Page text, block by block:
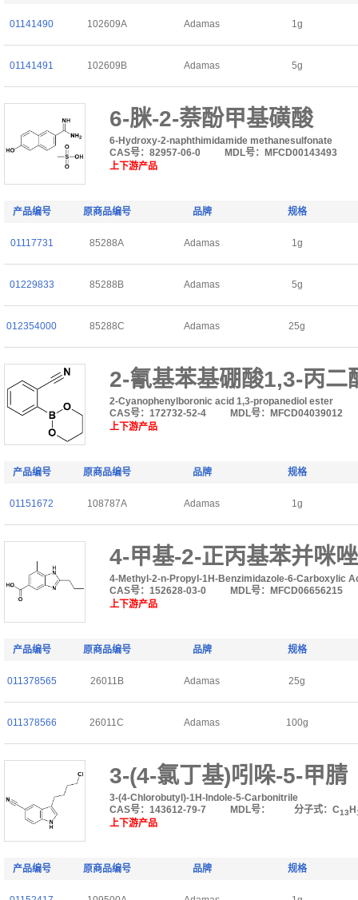
01141490 102609A Adamas 1g
01141491 102609B Adamas 5g
6-脒-2-萘酚甲基磺酸
6-Hydroxy-2-naphthimidamide methanesulfonate
CAS号：82957-06-0
MDL号：MFCD00143493
上下游产品
产品编号 原商品编号 品牌 规格
01117731 85288A Adamas 1g
01229833 85288B Adamas 5g
012354000 85288C Adamas 25g
2-氰基苯基硼酸1,3-丙二
2-Cyanophenylboronic acid 1,3-propanediol ester
CAS号：172732-52-4
MDL号：MFCD04039012
上下游产品
产品编号 原商品编号 品牌 规格
01151672 108787A Adamas 1g
4-甲基-2-正丙基苯并咪
4-Methyl-2-n-Propyl-1H-Benzimidazole-6-Carboxylic
CAS号：152628-03-0
MDL号：MFCD06656215
上下游产品
产品编号 原商品编号 品牌 规格
011378565 26011B Adamas 25g
011378566 26011C Adamas 100g
3-(4-氯丁基)吲哚-5-甲腈
3-(4-Chlorobutyl)-1H-Indole-5-Carbonitrile
CAS号：143612-79-7
MDL号： 分子式：C13 H
上下游产品
产品编号 原商品编号 品牌 规格